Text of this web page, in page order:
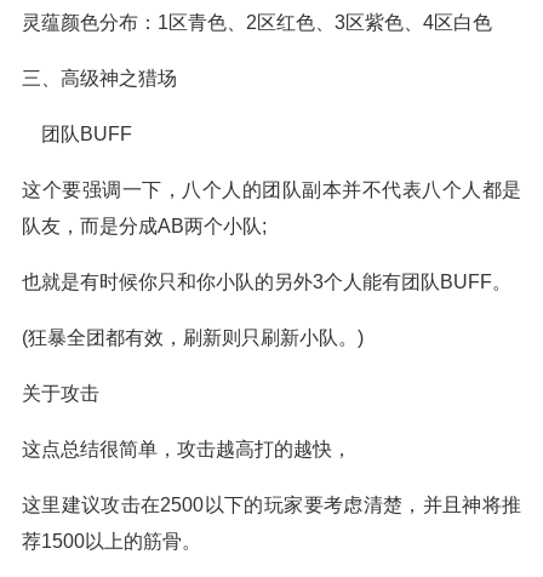
灵蕴颜色分布：1区青色、2区红色、3区紫色、4区白色
三、高级神之猎场
团队BUFF
这个要强调一下，八个人的团队副本并不代表八个人都是
队友，而是分成AB两个小队;
也就是有时候你只和你小队的另外3个人能有团队BUFF。
(狂暴全团都有效，刷新则只刷新小队。)
关于攻击
这点总结很简单，攻击越高打的越快，
这里建议攻击在2500以下的玩家要考虑清楚，并且神将推
荐1500以上的筋骨。